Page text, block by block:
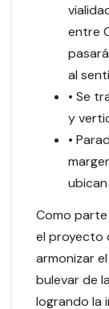
entre
al
• Se
y
•
Como
el proyecto
armonizar
bulevar de
logrando la